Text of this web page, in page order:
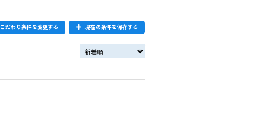
こだわり条件を変更する 現在の条件を保存する